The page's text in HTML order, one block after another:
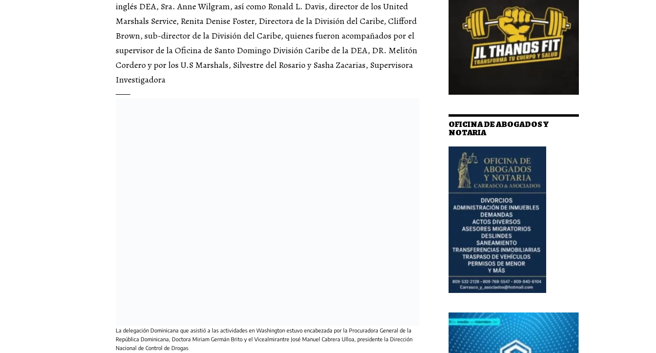
inglés DEA, Sra. Anne Wilgram, así como Ronald L. Davis, director de los United
Marshals Service, Renita Denise Foster, Directora de la División del Caribe, Clifford
Brown, sub-director de la División del Caribe, quienes fueron acompañados por el
supervisor de la Oficina de Santo Domingo División Caribe de la DEA, DR. Melitón
Cordero y por los U.S Marshals, Silvestre del Rosario y Sasha Zacarias, Supervisora
Investigadora
La delegación Dominicana que asistió a las actividades en Washington estuvo encabezada por la Procuradora General de la
República Dominicana, Doctora Miriam Germán Brito y el Vicealmirantre José Manuel Cabrera Ulloa, presidente la Dirección
Nacional de Control de Drogas
OFICINA DE ABOGADOS Y
NOTARIA